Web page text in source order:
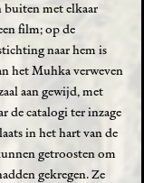
met elkaar
film; op de
naar hem is
het Muhka verweven
aan gewijd, met
de catalogi ter inzage
in het hart van de
getroosten om
gekregen. Ze